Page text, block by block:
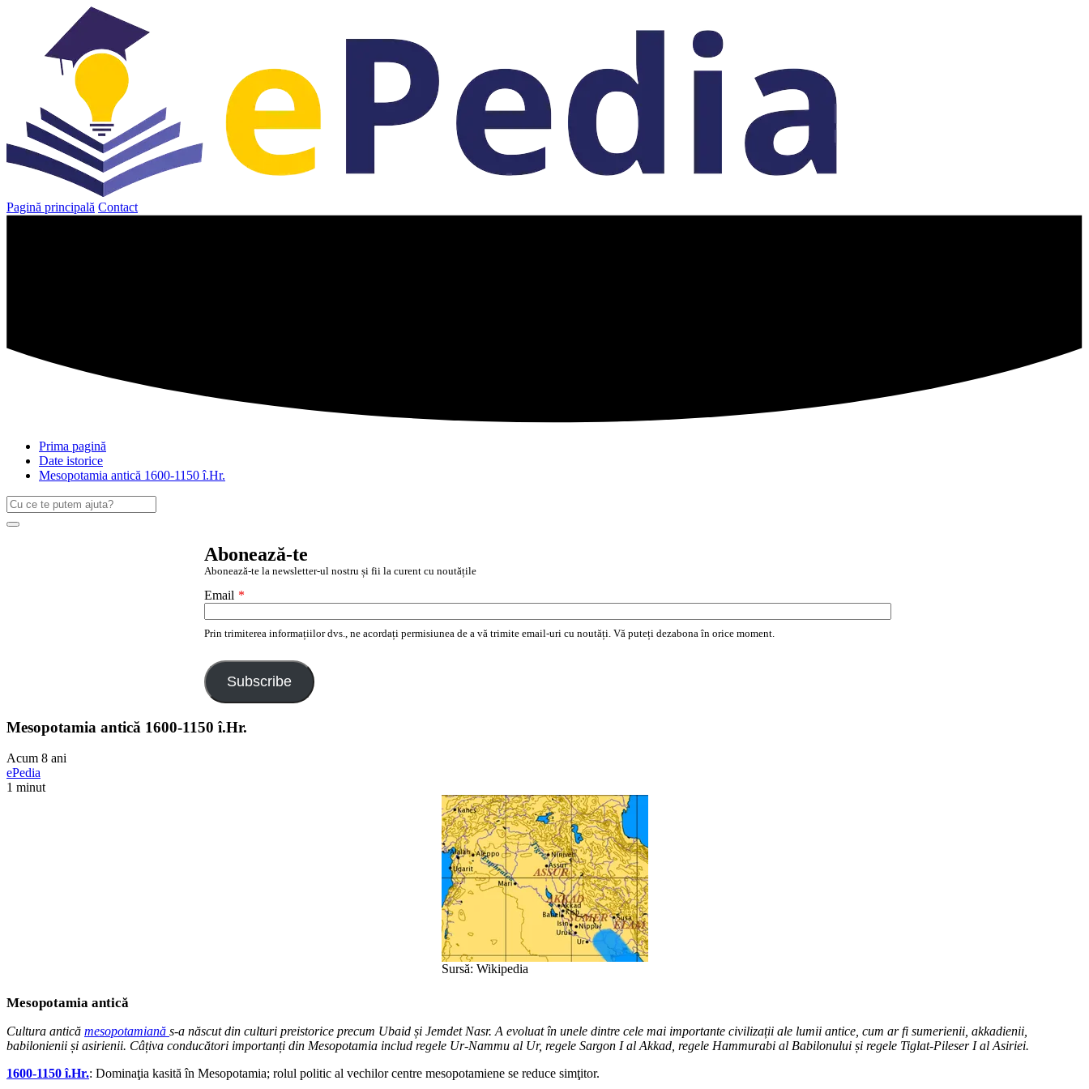
Pagină principală Contact
Prima pagină
Date istorice
Mesopotamia antică 1600-1150 î.Hr.
Caută
după:
Search
Abonează-te
Abonează-te la newsletter-ul nostru și fii la curent cu noutățile
Email *
Prin trimiterea informațiilor dvs., ne acordați permisiunea de a vă trimite email-uri cu noutăți. Vă puteți dezabona în orice moment.
Subscribe
Mesopotamia antică 1600-1150 î.Hr.
Acum 8 ani
ePedia
1 minut
Sursă: Wikipedia
Mesopotamia antică
Cultura antică mesopotamiană s-a născut din culturi preistorice precum Ubaid și Jemdet Nasr. A evoluat în unele dintre cele mai importante civilizații ale lumii antice, cum ar fi sumerienii, akkadienii,
babilonienii și asirienii. Câțiva conducători importanți din Mesopotamia includ regele Ur-Nammu al Ur, regele Sargon I al Akkad, regele Hammurabi al Babilonului și regele Tiglat-Pileser I al Asiriei.
1600-1150 î.Hr.: Dominaţia kasită în Mesopotamia; rolul politic al vechilor centre mesopotamiene se reduce simţitor.